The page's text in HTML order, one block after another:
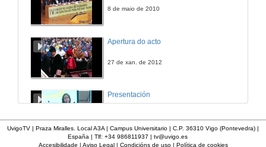
8 de maio de 2010
Apertura do acto
27 de xan. de 2012
Presentación
UvigoTV | Praza Miralles. Local A3A | Campus Universitario | C.P. 36310 Vigo (Pontevedra) |
España | Tlf: +34 986811937 | tv@uvigo.es
Accesibilidade | Aviso Legal| Condicións de uso| Política de cookies